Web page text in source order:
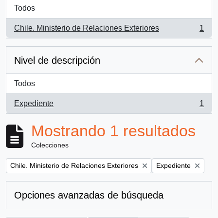
Todos
Chile. Ministerio de Relaciones Exteriores
, 1 resultados
1
Nivel de descripción
Todos
Expediente
, 1 resultados
1
Mostrando 1 resultados
Colecciones
Remove filter:
Chile. Ministerio de Relaciones Exteriores Remove filter:
Expediente
Opciones avanzadas de búsqueda